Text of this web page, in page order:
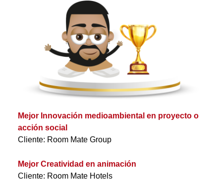
Mejor Innovación medioambiental en proyecto o
acción social
Cliente: Room Mate Group
Mejor Creatividad en animación
Cliente: Room Mate Hotels